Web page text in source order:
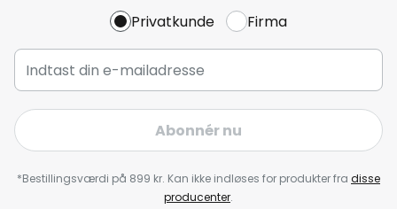
Privatkunde Firma
Abonnér nu
*Bestillingsværdi på 899 kr. Kan ikke indløses for produkter fra disse
producenter.